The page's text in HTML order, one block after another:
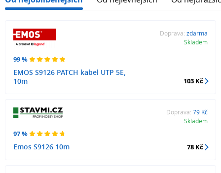
99 %
EMOS S9126 PATCH kabel UTP 5E,
10m
Doprava: zdarma
Skladem
103 Kč
97 %
Emos S9126 10m
Doprava: 79 Kč
Skladem
78 Kč